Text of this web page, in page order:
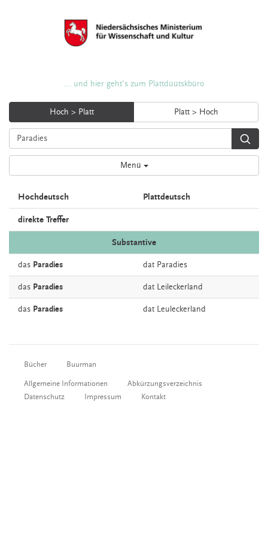
... und hier geht's zum Plattdüütskbüro
Hoch > Platt Platt > Hoch
Menü
Hochdeutsch Plattdeutsch
direkte Treffer
Substantive
das Paradies dat Paradies
das Paradies dat Leileckerland
das Paradies dat Leuleckerland
Bücher Buurman
Allgemeine Informationen
Abkürzungsverzeichnis
Datenschutz
Impressum Kontakt